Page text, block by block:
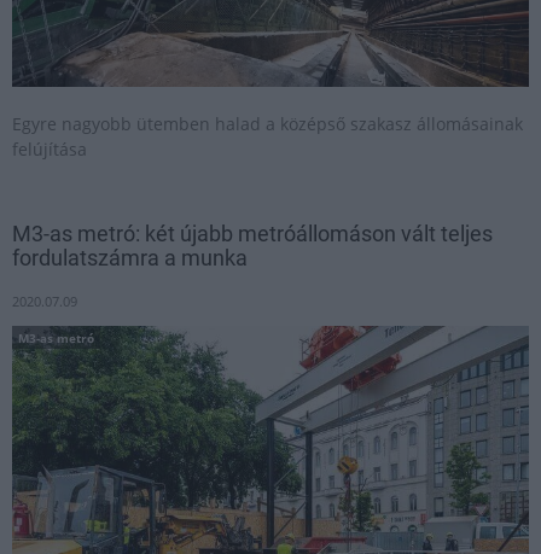
Egyre nagyobb ütemben halad a középső szakasz állomásainak
felújítása
M3-as metró: két újabb metróállomáson vált teljes
fordulatszámra a munka
2020.07.09
M3-as metró